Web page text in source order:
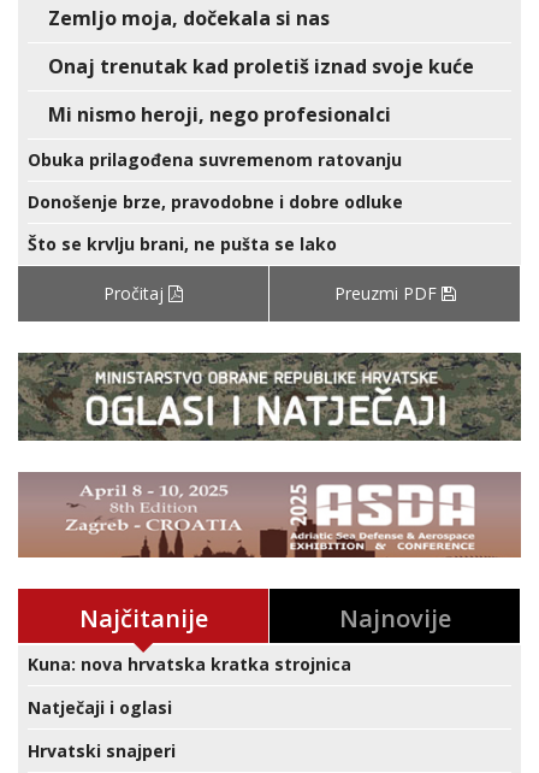
Zemljo moja, dočekala si nas
Onaj trenutak kad proletiš iznad svoje kuće
Mi nismo heroji, nego profesionalci
Obuka prilagođena suvremenom ratovanju
Donošenje brze, pravodobne i dobre odluke
Što se krvlju brani, ne pušta se lako
Pročitaj Preuzmi PDF
Najčitanije Najnovije
Kuna: nova hrvatska kratka strojnica
Natječaji i oglasi
Hrvatski snajperi